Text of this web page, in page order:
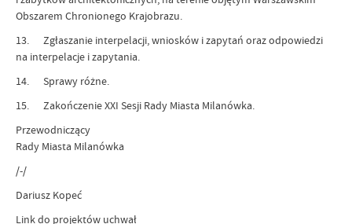
Obszarem Chronionego Krajobrazu.
13. Zgłaszanie interpelacji, wniosków i zapytań oraz odpowiedzi
na interpelacje i zapytania.
14. Sprawy różne.
15. Zakończenie XXI Sesji Rady Miasta Milanówka.
Przewodniczący
Rady Miasta Milanówka
/-/
Dariusz Kopeć
Link do projektów uchwał